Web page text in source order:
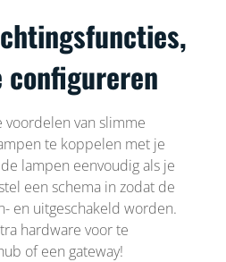
configureren
van slimme
te koppelen met je
lampen eenvoudig als je
een schema in zodat de
en uitgeschakeld worden.
hardware voor te
of een gateway!